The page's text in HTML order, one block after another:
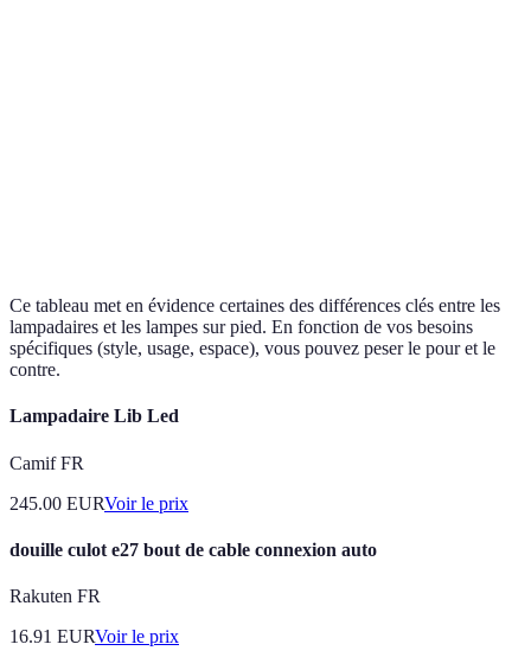
Ce tableau met en évidence certaines des différences clés entre les
lampadaires et les lampes sur pied. En fonction de vos besoins
spécifiques (style, usage, espace), vous pouvez peser le pour et le
contre.
Lampadaire Lib Led
Camif FR
245.00 EURVoir le prix
douille culot e27 bout de cable connexion auto
Rakuten FR
16.91 EURVoir le prix